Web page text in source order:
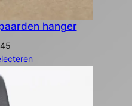
hanger